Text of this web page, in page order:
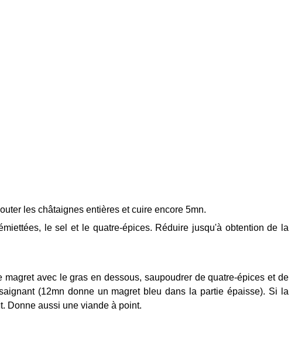
les châtaignes entières et cuire encore 5mn.
le sel et le quatre-épices. Réduire jusqu'à obtention de la
avec le gras en dessous, saupoudrer de quatre-épices et de
(12mn donne un magret bleu dans la partie épaisse). Si la
Donne aussi une viande à point.